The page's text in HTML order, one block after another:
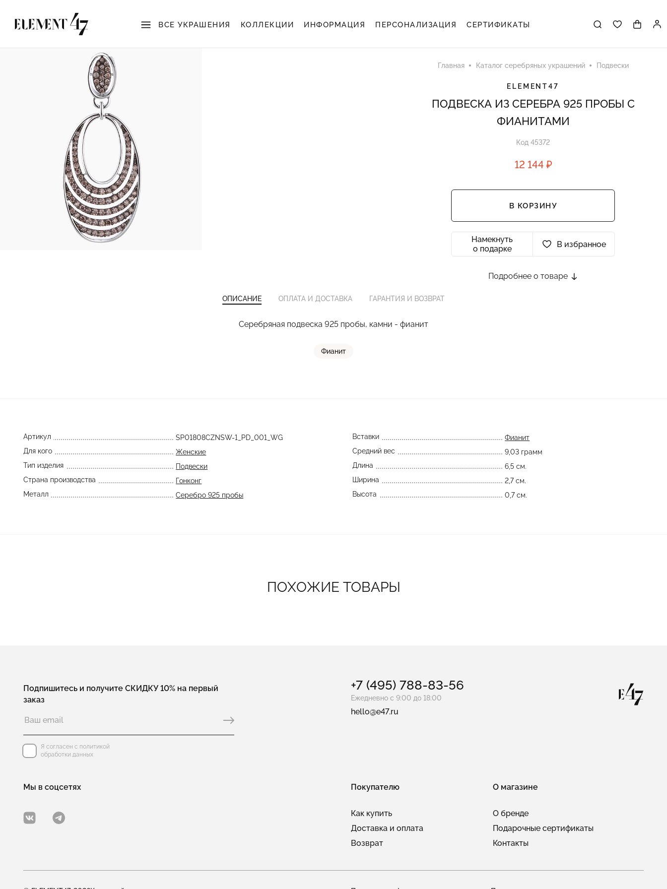
ВСЕ УКРАШЕНИЯ КОЛЛЕКЦИИ ИНФОРМАЦИЯ ПЕРСОНАЛИЗАЦИЯ СЕРТИФИКАТЫ
Главная Каталог серебряных украшений Подвески
ELEMENT47
ПОДВЕСКА ИЗ СЕРЕБРА 925 ПРОБЫ С
ФИАНИТАМИ
Код 45372
12 144 ₽
В КОРЗИНУ
Намекнуть
о подарке
В избранное
Подробнее о товаре
ОПИСАНИЕ ОПЛАТА И ДОСТАВКА ГАРАНТИЯ И ВОЗВРАТ
Серебряная подвеска 925 пробы, камни - фианит
Фианит
Артикул
SP01808CZNSW-1_PD_001_WG
Для кого
Женские
Тип изделия
Подвески
Страна производства
Гонконг
Металл
Серебро 925 пробы
Вставки
Фианит
Средний вес
9,03 грамм
Длина
6,5 см.
Ширина
2,7 см.
Высота
0,7 см.
ПОХОЖИЕ ТОВАРЫ
Подпишитесь и получите СКИДКУ 10% на первый
заказ
Я согласен с политикой
обработки данных
+7 (495) 788-83-56
Ежедневно с 9:00 до 18:00
hello@e47.ru
Мы в соцсетях Покупателю
Как купить
Доставка и оплата
Возврат
О магазине
О бренде
Подарочные сертификаты
Контакты